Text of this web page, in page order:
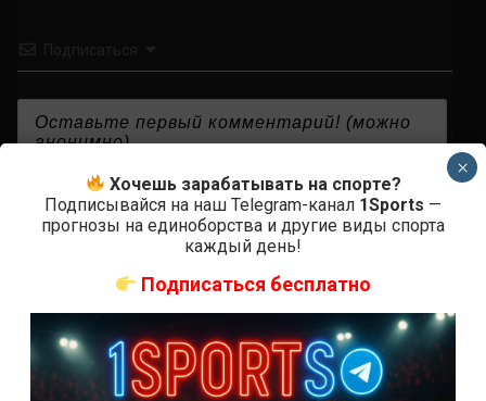
{} [+]
КОММЕНТАРИЕВ
Хочешь зарабатывать на спорте?
Подписывайся на наш Telegram-канал 1Sports —
прогнозы на единоборства и другие виды спорта
каждый день!
Подписаться бесплатно
×